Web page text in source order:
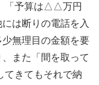
「予算は△△万円
は断りの電話を入
無理目の金額を要
また「間を取って
てきてもそれで納